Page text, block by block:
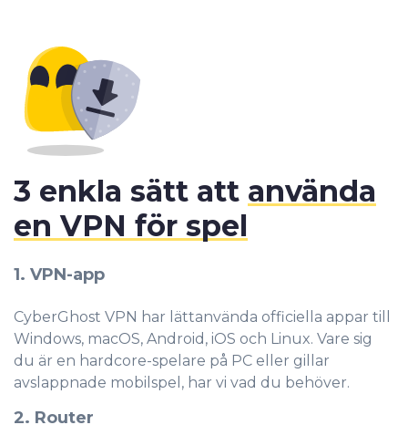
1. VPN-app
CyberGhost VPN har lättanvända officiella appar till
Windows, macOS, Android, iOS och Linux. Vare sig
du är en hardcore-spelare på PC eller gillar
avslappnade mobilspel, har vi vad du behöver.
2. Router
3 enkla sätt att använda
en VPN för spel